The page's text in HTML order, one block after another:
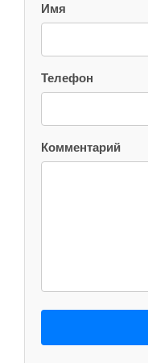
Имя
Телефон
Комментарий